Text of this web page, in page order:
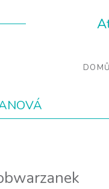
DOMŮ